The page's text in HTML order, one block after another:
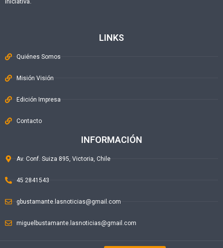
LINKS
Quiénes Somos
Misión Visión
Edición Impresa
Contacto
INFORMACIÓN
Av. Conf. Suiza 895, Victoria, Chile
45 2841543
gbustamante.lasnoticias@gmail.com
miguelbustamante.lasnoticias@gmail.com